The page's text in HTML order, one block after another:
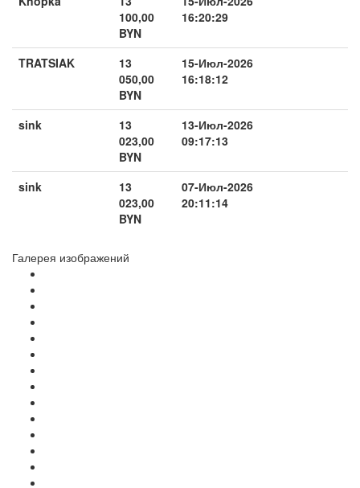
100,00
BYN
16:20:29
TRATSIAK
13
050,00
BYN
15-Июл-2026
16:18:12
sink
13
023,00
BYN
13-Июл-2026
09:17:13
sink
13
023,00
BYN
07-Июл-2026
20:11:14
Галерея изображений